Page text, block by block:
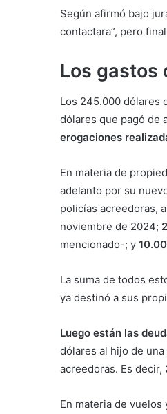
Según afirmó bajo
contactara”, pero
Los gastos
Los 245.000 dólares
dólares que pagó de
erogaciones
En materia de
adelanto por su
policías acreedoras,
noviembre de 2024;
mencionado-; y
La suma de todos
ya destinó a sus
Luego están las
dólares al hijo de
acreedoras. Es decir,
En materia de